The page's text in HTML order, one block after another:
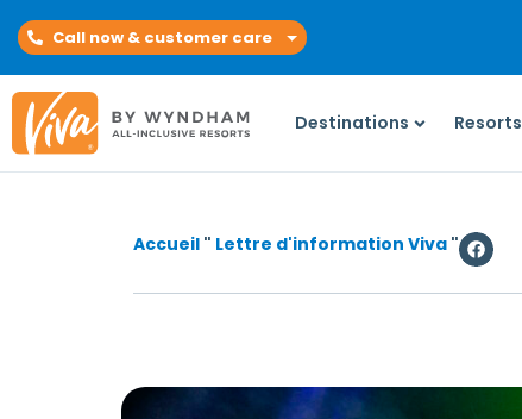
Call now & customer care
Destinations Resorts
Accueil " Lettre d'information Viva "